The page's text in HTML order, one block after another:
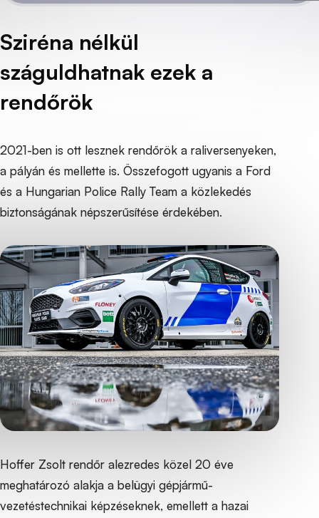
Sziréna nélkül
száguldhatnak ezek a
rendőrök
2021-ben is ott lesznek rendőrök a raliversenyeken,
a pályán és mellette is. Összefogott ugyanis a Ford
és a Hungarian Police Rally Team a közlekedés
biztonságának népszerűsítése érdekében.
Hoffer Zsolt rendőr alezredes közel 20 éve
meghatározó alakja a belügyi gépjármű-
vezetéstechnikai képzéseknek, emellett a hazai